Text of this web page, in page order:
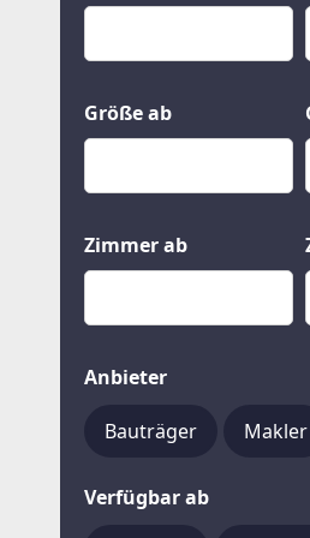
Grund und Boden
Kauf
Größe ab
Zimmer ab
Anbieter
Bauträger Makler
Verfügbar ab